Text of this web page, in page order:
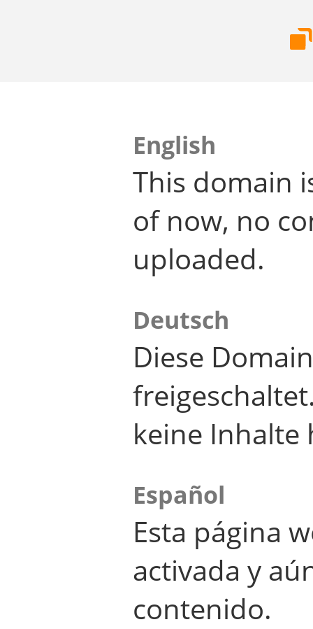
English
This domain
of now, no
uploaded.
Deutsch
Diese
keine Inhalte
Español
Esta página
activada y
contenido.